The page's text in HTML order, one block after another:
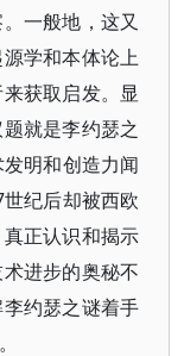
一般地，这又
学和本体论上
获取启发。显
就是李约瑟之
明和创造力闻
纪后却被西欧
正认识和揭示
进步的奥秘不
约瑟之谜着手